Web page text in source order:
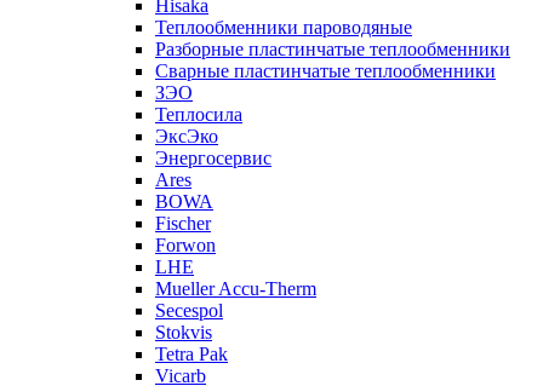
Hisaka
Теплообменники пароводяные
Разборные пластинчатые теплообменники
Сварные пластинчатые теплообменники
ЗЭО
Теплосила
ЭксЭко
Энергосервис
Ares
BOWA
Fischer
Forwon
LHE
Mueller Accu-Therm
Secespol
Stokvis
Tetra Pak
Vicarb